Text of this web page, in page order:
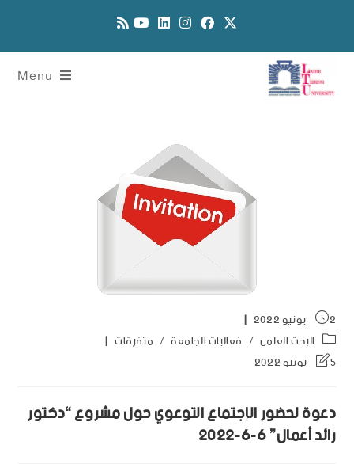
Menu
2 يونيو 2022
البحث العلمي / فعاليات الجامعة / متفرقات
5 يونيو 2022
دعوة لحضور الإجتماع التوعوي حول مشروع “دكتور
رائد أعمال” 6-6-2022